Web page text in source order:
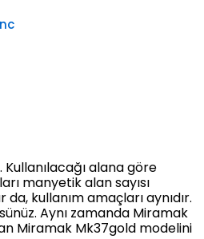
alana göre
manyetik alan sayısı
kullanım amaçları aynıdır.
Aynı zamanda Miramak
Miramak Mk37gold modelini